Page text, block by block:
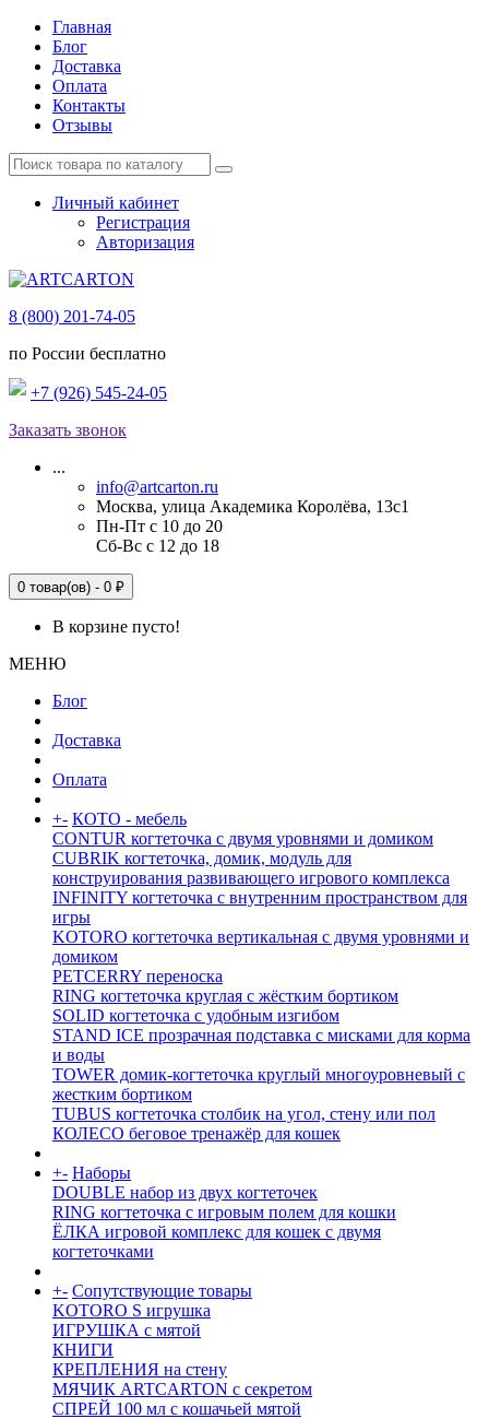
Главная
Блог
Доставка
Оплата
Контакты
Отзывы
Личный кабинет
Регистрация
Авторизация
8 (800) 201-74-05
по России бесплатно
+7 (926) 545-24-05
Заказать звонок
...
info@artcarton.ru
Москва, улица Академика Королёва, 13с1
Пн-Пт с 10 до 20
Сб-Вс с 12 до 18
0 товар(ов) - 0 ₽
В корзине пусто!
МЕНЮ
Блог
Доставка
Оплата
+- КОТО - мебель
CONTUR когтеточка с двумя уровнями и домиком
CUBRIK когтеточка, домик, модуль для
конструирования развивающего игрового комплекса
INFINITY когтеточка с внутренним пространством для
игры
KOTORO когтеточка вертикальная с двумя уровнями и
домиком
PETCERRY переноска
RING когтеточка круглая с жёстким бортиком
SOLID когтеточка с удобным изгибом
STAND ICE прозрачная подставка с мисками для корма
и воды
TOWER домик-когтеточка круглый многоуровневый с
жестким бортиком
TUBUS когтеточка столбик на угол, стену или пол
КОЛЕСО беговое тренажёр для кошек
+- Наборы
DOUBLE набор из двух когтеточек
RING когтеточка c игровым полем для кошки
ЁЛКА игровой комплекс для кошек с двумя
когтеточками
+- Сопутствующие товары
KOTORO S игрушка
ИГРУШКА с мятой
КНИГИ
КРЕПЛЕНИЯ на стену
МЯЧИК ARTCARTON с секретом
СПРЕЙ 100 мл с кошачьей мятой